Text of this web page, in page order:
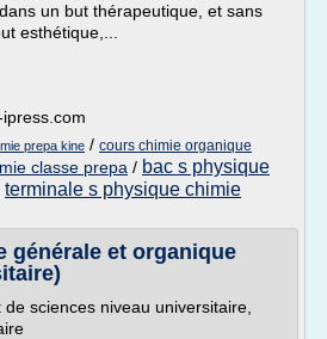
un but thérapeutique, et sans
esthétique,...
prepa kine / cours chimie organique
classe prepa / bac s physique
terminale s physique chimie
générale et organique
sciences niveau universitaire,